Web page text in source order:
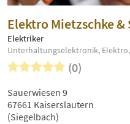
Elektro Mietzschke &
Elektriker
Unterhaltungselektronik,
(0)
Sauerwiesen 9
67661 Kaiserslautern
(Siegelbach)